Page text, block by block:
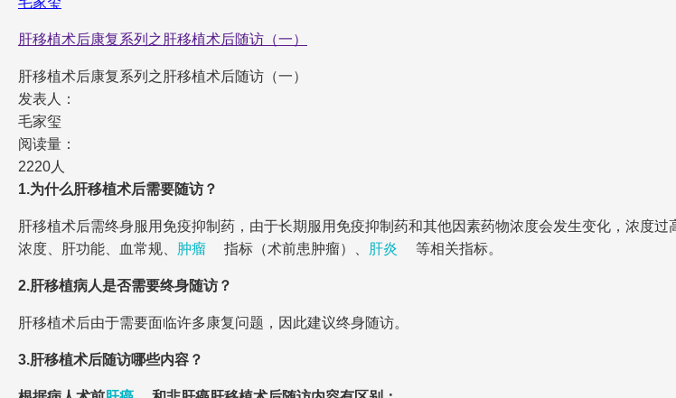
肝移植术后康复系列之肝移植术后随访（一）
肝移植术后康复系列之肝移植术后随访（一）
发表人：
毛家玺
阅读量：
2220人
1.为什么肝移植术后需要随访？
肝移植术后需终身服用免疫抑制药，由于长期服用免疫抑制药和其他因素药物浓度会发生变化，浓度过
浓度、肝功能、血常规、 肿瘤 指标（术前患肿瘤）、 肝炎 等相关指标。
2.肝移植病人是否需要终身随访？
肝移植术后由于需要面临许多康复问题，因此建议终身随访。
3.肝移植术后随访哪些内容？